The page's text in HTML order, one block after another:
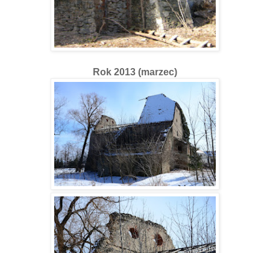
Rok 2013 (marzec)